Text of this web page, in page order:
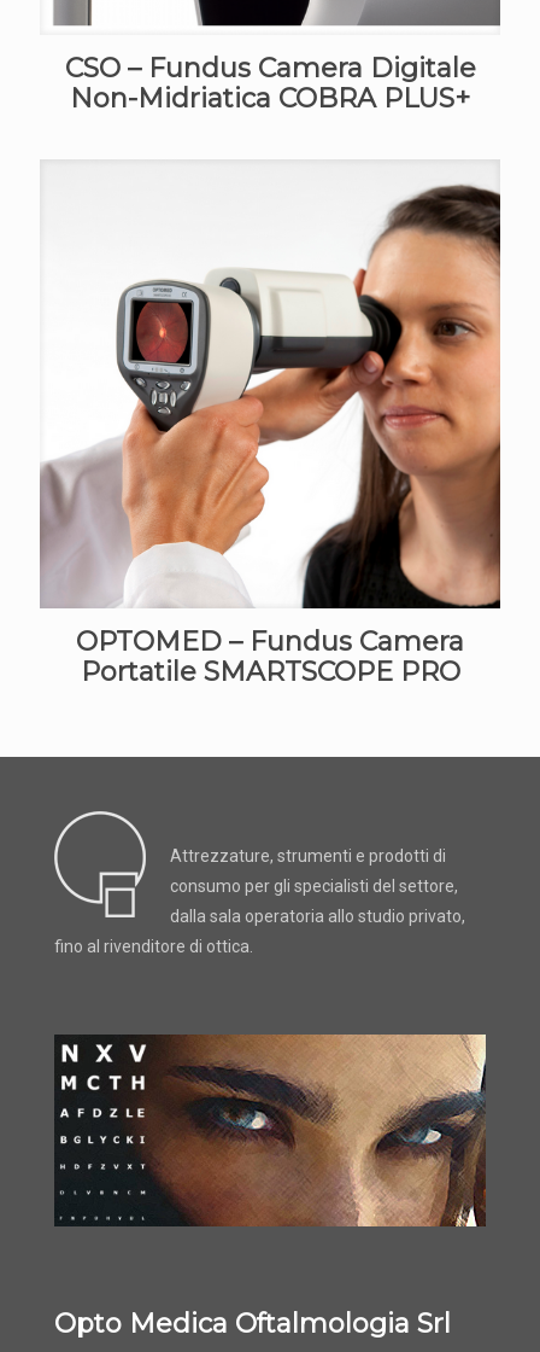
CSO – Fundus Camera Digitale
Non-Midriatica COBRA PLUS+
OPTOMED – Fundus Camera
Portatile SMARTSCOPE PRO
Attrezzature, strumenti e prodotti di
consumo per gli specialisti del settore,
dalla sala operatoria allo studio privato,
fino al rivenditore di ottica.
Opto Medica Oftalmologia Srl